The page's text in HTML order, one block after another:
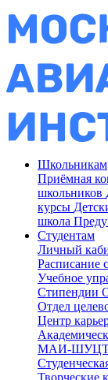
Школьникам
Приёмная
школьников
курсы
школа
Студентам
Личный
Расписание
Учебное
Стипендии
Отдел
Центр
МАИ-